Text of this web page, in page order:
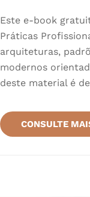
Este e-book
Práticas
arquiteturas,
modernos
deste material é
CONSULTE